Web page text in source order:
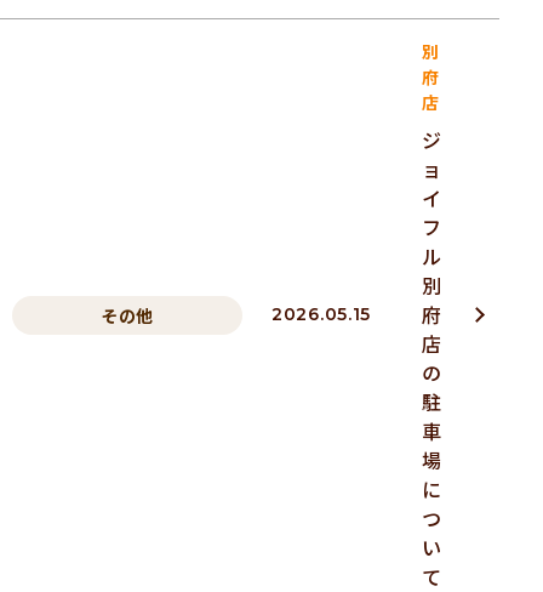
その他 2026.05.15
別
府
店
ジ
ョ
イ
フ
ル
別
府
店
の
駐
車
場
に
つ
い
て